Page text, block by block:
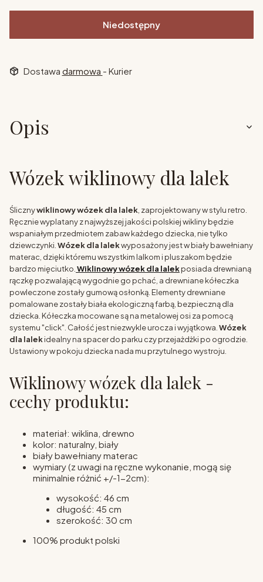
Niedostępny
Dostawa darmowa - Kurier
Opis
Wózek wiklinowy dla lalek
Ślicznywiklinowy wózek dla lalek , zaprojektowany w stylu retro.
Ręcznie wyplatany z najwyższej jakości polskiej wikliny będzie
wspaniałym przedmiotem zabaw każdego dziecka, nie tylko
dziewczynki. Wózek dla lalekwyposażony jest w biały bawełniany
materac, dzięki któremu wszystkim lalkom i pluszakom będzie
bardzo mięciutko. Wiklinowy wózek dla lalekposiada drewnianą
rączkę pozwalającą wygodnie go pchać, a drewniane kółeczka
powleczone zostały gumową osłonką. Elementy drewniane
pomalowane zostały biała ekologiczną farbą, bezpieczną dla
dziecka. Kółeczka mocowane są na metalowej osi za pomocą
systemu "click". Całość jest niezwykle urocza i wyjątkowa. Wózek
dla lalekidealny na spacer do parku czy przejażdżki po ogrodzie.
Ustawiony w pokoju dziecka nada mu przytulnego wystroju.
Wiklinowy wózek dla lalek -
cechy produktu:
materiał: wiklina, drewno
kolor: naturalny, biały
biały bawełniany materac
wymiary (z uwagi na ręczne wykonanie, mogą się
minimalnie różnić +/-1-2cm):
wysokość: 46 cm
długość: 45 cm
szerokość: 30 cm
100% produkt polski